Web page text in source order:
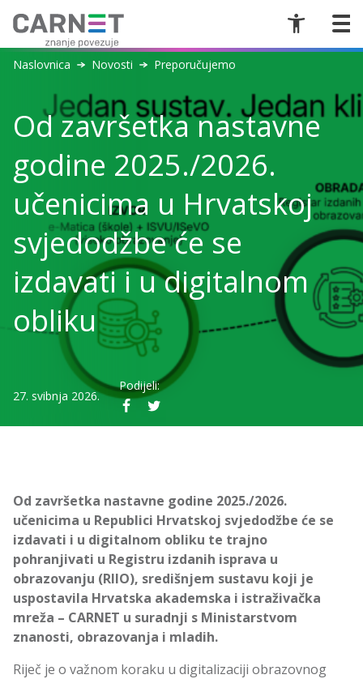
Naslovnica Novosti Preporučujemo
Od završetka nastavne
godine 2025./2026.
učenicima u Hrvatskoj
svjedodžbe će se
izdavati i u digitalnom
obliku
27. svibnja 2026.
Podijeli:
Od završetka nastavne godine 2025./2026.
učenicima u Republici Hrvatskoj svjedodžbe će se
izdavati i u digitalnom obliku te trajno
pohranjivati u Registru izdanih isprava u
obrazovanju (RIIO), središnjem sustavu koji je
uspostavila Hrvatska akademska i istraživačka
mreža – CARNET u suradnji s Ministarstvom
znanosti, obrazovanja i mladih.
Riječ je o važnom koraku u digitalizaciji obrazovnog